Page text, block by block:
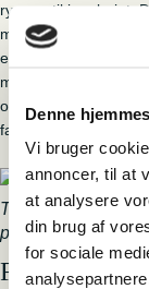
Denne
Vi bruger
annoncer, til at
at analysere
din brug af
for sociale
ryggen til i maleriet.
maleriets centrale
er en lille tyk mand i
malet disse to for
også er svar på
fald.
To små portrætter
publikum.
Frello i